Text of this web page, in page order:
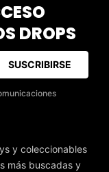
DROPS
SUSCRIBIRSE
y coleccionables
más buscadas y